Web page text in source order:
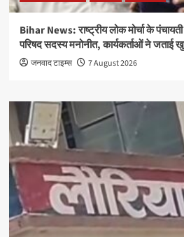
Bihar News: राष्ट्रीय लोक मोर्चा के
परिषद सदस्य मनोनीत, कार्यकर्ताओं ने जताई
जनवाद टाइम्स 7 August 2026